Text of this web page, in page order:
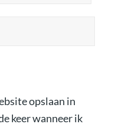
opslaan in
keer wanneer ik